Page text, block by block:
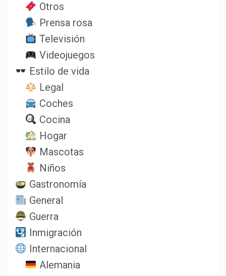
Otros
Prensa rosa
Televisión
Videojuegos
Estilo de vida
Legal
Coches
Cocina
Hogar
Mascotas
Niños
Gastronomía
General
Guerra
Inmigración
Internacional
Alemania